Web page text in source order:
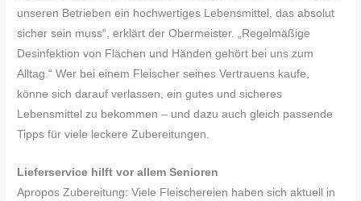
unseren Betrieben ein hochwertiges Lebensmittel, das absolut
sicher sein muss“, erklärt der Obermeister. „Regelmäßige
Desinfektion von Flächen und Händen gehört bei uns zum
Alltag.“ Wer bei einem Fleischer seines Vertrauens kaufe,
könne sich darauf verlassen, ein gutes und sicheres
Lebensmittel zu bekommen – und dazu auch gleich passende
Tipps für viele leckere Zubereitungen.
Lieferservice hilft vor allem Senioren
Apropos Zubereitung: Viele Fleischereien haben sich aktuell in